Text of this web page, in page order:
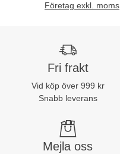
Företag exkl. moms
Fri frakt
Vid köp över 999 kr
Snabb leverans
Mejla oss